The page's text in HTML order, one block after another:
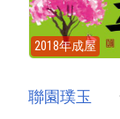
2018年成屋
聯園璞玉